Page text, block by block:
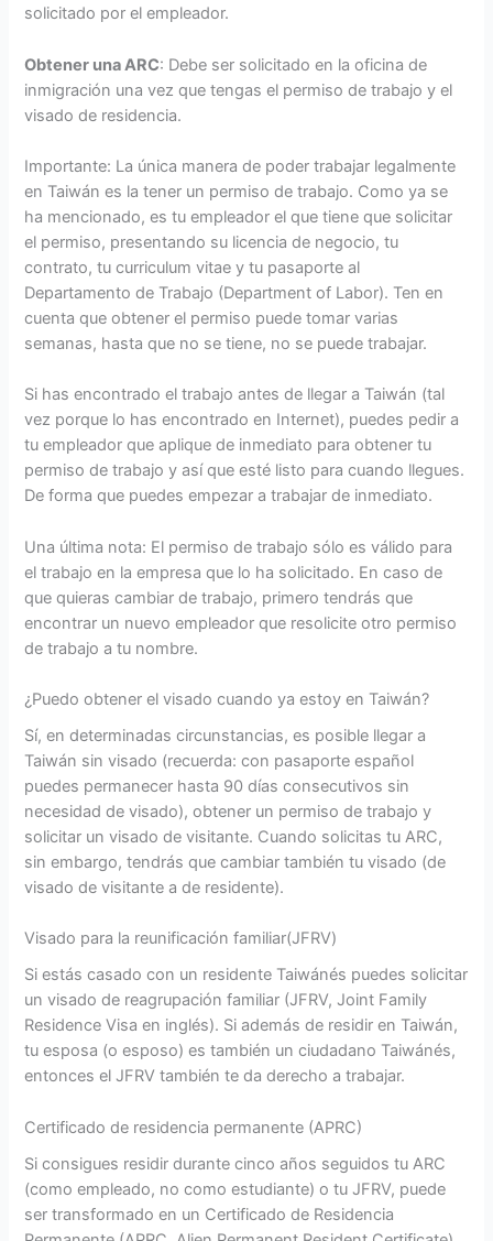
solicitado por el empleador.
Obtener una ARC: Debe ser solicitado en la oficina de
inmigración una vez que tengas el permiso de trabajo y el
visado de residencia.
Importante: La única manera de poder trabajar legalmente
en Taiwán es la tener un permiso de trabajo. Como ya se
ha mencionado, es tu empleador el que tiene que solicitar
el permiso, presentando su licencia de negocio, tu
contrato, tu curriculum vitae y tu pasaporte al
Departamento de Trabajo (Department of Labor). Ten en
cuenta que obtener el permiso puede tomar varias
semanas, hasta que no se tiene, no se puede trabajar.
Si has encontrado el trabajo antes de llegar a Taiwán (tal
vez porque lo has encontrado en Internet), puedes pedir a
tu empleador que aplique de inmediato para obtener tu
permiso de trabajo y así que esté listo para cuando llegues.
De forma que puedes empezar a trabajar de inmediato.
Una última nota: El permiso de trabajo sólo es válido para
el trabajo en la empresa que lo ha solicitado. En caso de
que quieras cambiar de trabajo, primero tendrás que
encontrar un nuevo empleador que resolicite otro permiso
de trabajo a tu nombre.
¿Puedo obtener el visado cuando ya estoy en Taiwán?
Sí, en determinadas circunstancias, es posible llegar a
Taiwán sin visado (recuerda: con pasaporte español
puedes permanecer hasta 90 días consecutivos sin
necesidad de visado), obtener un permiso de trabajo y
solicitar un visado de visitante. Cuando solicitas tu ARC,
sin embargo, tendrás que cambiar también tu visado (de
visado de visitante a de residente).
Visado para la reunificación familiar(JFRV)
Si estás casado con un residente Taiwánés puedes solicitar
un visado de reagrupación familiar (JFRV, Joint Family
Residence Visa en inglés). Si además de residir en Taiwán,
tu esposa (o esposo) es también un ciudadano Taiwánés,
entonces el JFRV también te da derecho a trabajar.
Certificado de residencia permanente (APRC)
Si consigues residir durante cinco años seguidos tu ARC
(como empleado, no como estudiante) o tu JFRV, puede
ser transformado en un Certificado de Residencia